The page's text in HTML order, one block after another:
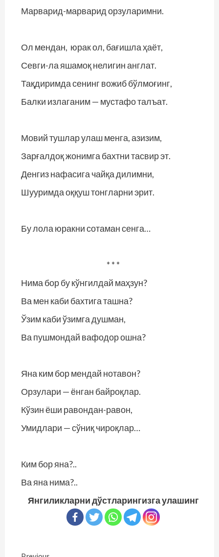
Марварид-марварид орзуларимни.
Ол мендан, юрак ол, бағишла ҳаёт,
Севги-ла яшамоқ нелигин англат.
Тақдиримда сенинг вожиб бўлмоғинг,
Балки излаганим — мустафо талъат.
Мовий тушлар улаш менга, азизим,
Зарғалдоқ жонимга бахтни тасвир эт.
Денгиз нафасига чайқа дилимни,
Шууримда оққуш тонгларни эрит.
Бу лола юракни сотаман сенга…
* * *
Нима бор бу кўнгилдай маҳзун?
Ва мен каби бахтига ташна?
Ўзим каби ўзимга душман,
Ва пушмондай вафодор ошна?
Яна ким бор мендай нотавон?
Орзулари — ёнган байроқлар.
Кўзин ёши равондан-равон,
Умидлари — сўниқ чироқлар…
Ким бор яна?..
Ва яна нима?..
Янгиликларни дўстларингизга улашинг